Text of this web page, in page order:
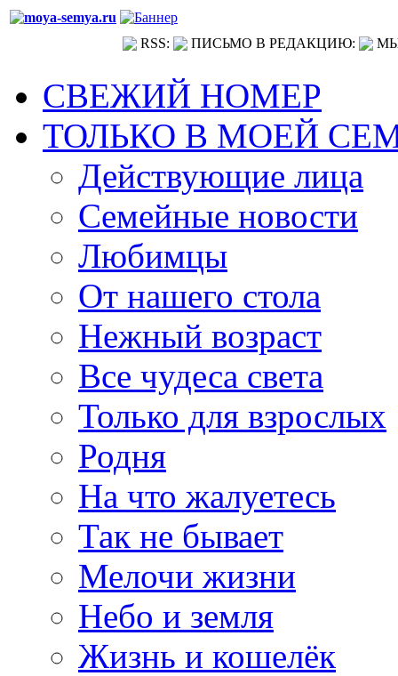
RSS: ПИСЬМО В РЕДАКЦИЮ:
СВЕЖИЙ НОМЕР
ТОЛЬКО В МОЕЙ
Действующие лица
Семейные новости
Любимцы
От нашего стола
Нежный возраст
Все чудеса света
Только для взрослых
Родня
На что жалуетесь
Так не бывает
Мелочи жизни
Небо и земля
Жизнь и кошелёк